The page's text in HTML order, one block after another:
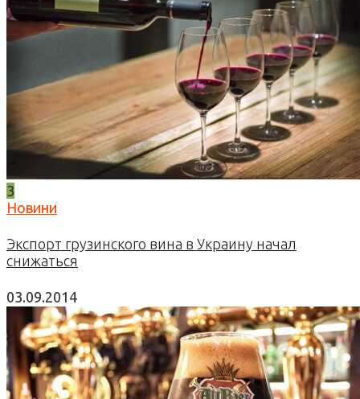
3
Новини
Экспорт грузинского вина в Украину начал
снижаться
03.09.2014